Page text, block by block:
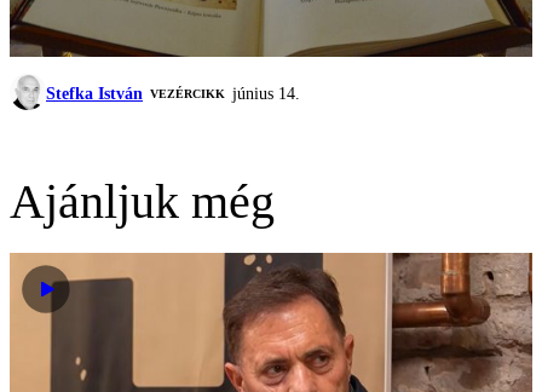
Stefka István VEZÉRCIKK június 14.
Ajánljuk még